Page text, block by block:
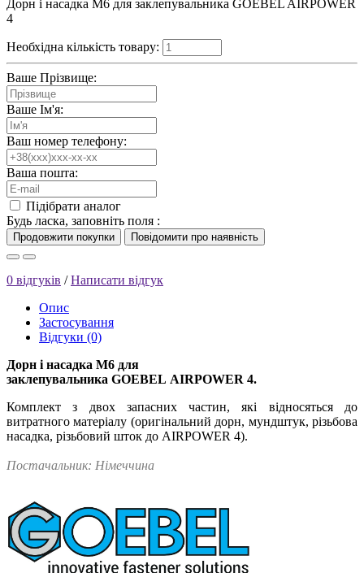
Дорн і насадка М6 для заклепувальника GOEBEL AIRPOWER
4
Необхідна кількість товару:
Ваше Прізвище:
Ваше Ім'я:
Ваш номер телефону:
Ваша пошта:
Підібрати аналог
Будь ласка, заповніть поля :
0 відгуків /Написати відгук
Опис
Застосування
Відгуки (0)
Дорн і насадка М6 для
заклепувальника GOEBEL AIRPOWER 4.
Комплект з двох запасних частин, які відносятьсядо
витратного матеріалу (оригінальний дорн, мундштук, різьбова
насадка, різьбовий шток до AIRPOWER 4).
Постачальник: Німеччина